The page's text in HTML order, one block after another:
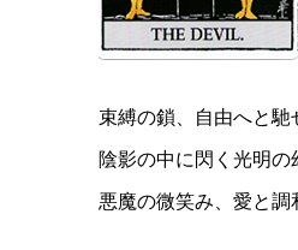
束縛の鎖、自由へと馳
陰影の中に閃く光明の
悪魔の微笑み、愛と調